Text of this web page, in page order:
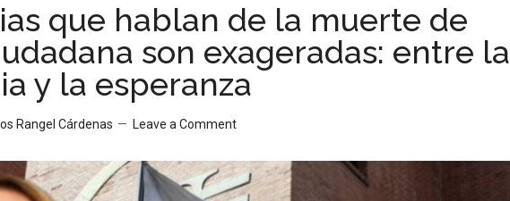
que hablan de la muerte de
son exageradas: entre la
y la esperanza
Rangel Cárdenas Leave a Comment